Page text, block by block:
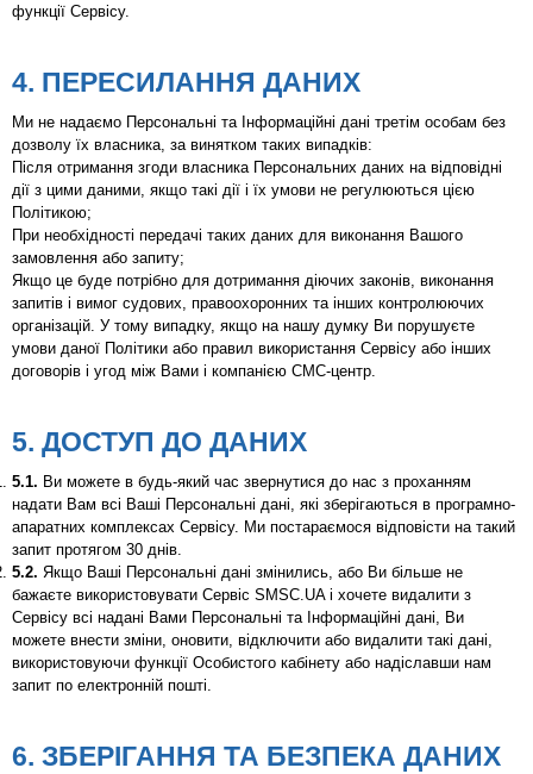
функції Сервісу.
4. ПЕРЕСИЛАННЯ ДАНИХ
Ми не надаємо Персональні та Інформаційні дані третім особам без
дозволу їх власника, за винятком таких випадків:
Після отримання згоди власника Персональних даних на відповідні
дії з цими даними, якщо такі дії і їх умови не регулюються цією
Політикою;
При необхідності передачі таких даних для виконання Вашого
замовлення або запиту;
Якщо це буде потрібно для дотримання діючих законів, виконання
запитів і вимог судових, правоохоронних та інших контролюючих
організацій. У тому випадку, якщо на нашу думку Ви порушуєте
умови даної Політики або правил використання Сервісу або інших
договорів і угод між Вами і компанією СМС-центр.
5. ДОСТУП ДО ДАНИХ
5.1. Ви можете в будь-який час звернутися до нас з проханням
надати Вам всі Ваші Персональні дані, які зберігаються в програмно-
апаратних комплексах Сервісу. Ми постараємося відповісти на такий
запит протягом 30 днів.
5.2. Якщо Ваші Персональні дані змінились, або Ви більше не
бажаєте використовувати Сервіс SMSC.UA і хочете видалити з
Сервісу всі надані Вами Персональні та Інформаційні дані, Ви
можете внести зміни, оновити, відключити або видалити такі дані,
використовуючи функції Особистого кабінету або надіславши нам
запит по електронній пошті.
6. ЗБЕРІГАННЯ ТА БЕЗПЕКА ДАНИХ